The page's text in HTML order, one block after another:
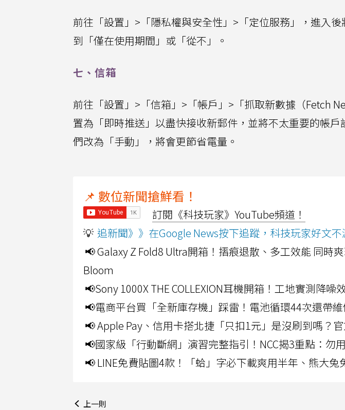
前往「設置」>「隱私權與安全性」>「定位服務」，進入
到「僅在使用期間」或「從不」。
七、信箱
前往「設置」>「信箱」>「帳戶」>「抓取新數據（Fetch
置為「即時推送」以盡快接收新郵件，並將不太重要的帳
們改為「手動」，將會更節省電量。
📌 數位新聞搶鮮看！
訂閱《科技玩家》YouTube頻道！
💡 追新聞》》在Google News按下追蹤，科技玩家好文不
📢 Galaxy Z Fold8 Ultra開箱！摺痕退散、多工效能 同時
Bloom
📢Sony 1000X THE COLLEXION耳機開箱！工地實測降
📢電商平台買「全新庫存機」踩雷！電池循環44次還帶
📢 Apple Pay、信用卡搭北捷「只扣1元」是沒刷到嗎？
📢國家級「行動斷網」演習完整指引！NCC揭3重點：勿
📢 LINE免費貼圖4款！「蛤」字必下載爽用半年、熊大兔
上一則